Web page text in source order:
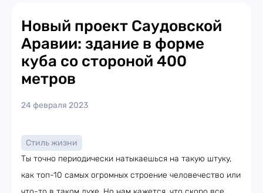
Новый проект Саудовской
Аравии: здание в форме
куба со стороной 400
метров
24 февраля 2023
Стиль жизни
Ты точно периодически натыкаешься на такую штуку,
как топ-10 самых огромных строение человечество или